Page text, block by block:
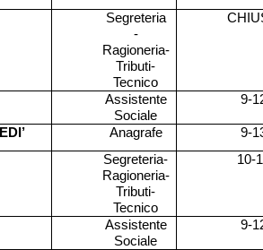
Segreteria
-
Ragioneria-
Tributi-
Tecnico
Assistente
Sociale
9-
Anagrafe
9-
Segreteria-
Ragioneria-
Tributi-
Tecnico
10-
Assistente
Sociale
9-